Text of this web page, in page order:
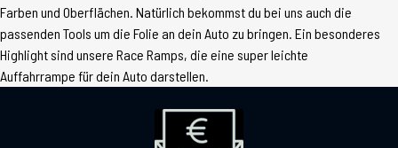
Farben und Oberflächen. Natürlich bekommst du bei uns auch die
passenden Tools um die Folie an dein Auto zu bringen. Ein besonderes
Highlight sind unsere Race Ramps, die eine super leichte
Auffahrrampe für dein Auto darstellen.